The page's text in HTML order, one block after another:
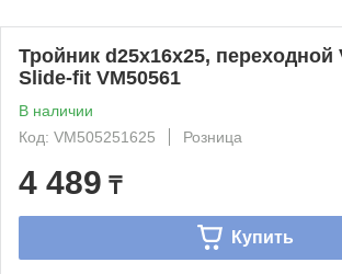
Тройник d25x16x25, переходной
Slide-fit VM50561
В наличии
Код: VM505251625
Розница
4 489 ₸
Купить